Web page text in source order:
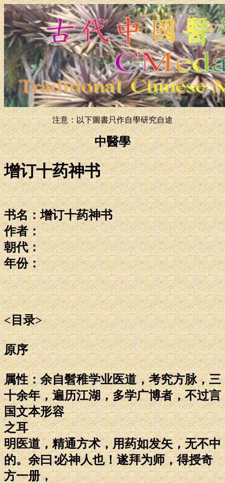
注意：以下圖書只作自學研究自途
中醫學
增订十药神书
书名：增订十药神书
作者：
朝代：
年份：
<目录>
原序
属性：余自髫稚学业医道，考究方脉，三
十余年，遍历江湖，多学广博者，不过言
国文本形容
之耳
明医道，精通方术，用药如发矢，无不中
的。余曰∶必神人也！遂拜为师，得授奇
方一册，